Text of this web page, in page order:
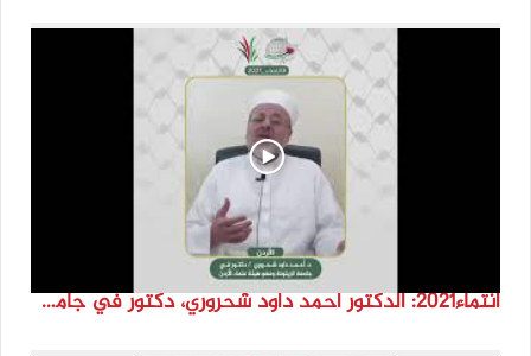
انتماء2021: الدكتور احمد داود شحروري، دكتور في جامعة الزيتونة وعضو هيئة علماء الاردن